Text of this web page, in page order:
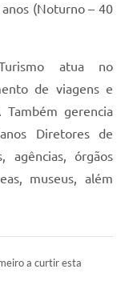
(Noturno – 40
atua no
de viagens e
gerencia
Diretores de
agências, órgãos
museus, além
a curtir esta